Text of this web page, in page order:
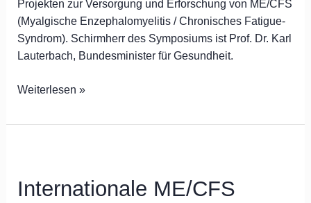
Projekten zur Versorgung und Erforschung von ME/CFS
(Myalgische Enzephalomyelitis / Chronisches Fatigue-
Syndrom). Schirmherr des Symposiums ist Prof. Dr. Karl
Lauterbach, Bundesminister für Gesundheit.
Research
Foundation
Weiterlesen »
Internationale ME/CFS
Fachkonferenz